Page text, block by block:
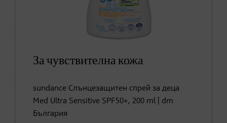
За чувствителна кожа
sundance Слънцезащитен спрей за деца
Med Ultra Sensitive SPF50+, 200 ml | dm
България